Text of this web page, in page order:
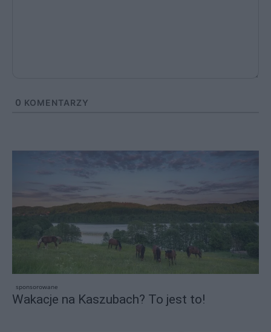
0 KOMENTARZY
sponsorowane
Wakacje na Kaszubach? To jest to!